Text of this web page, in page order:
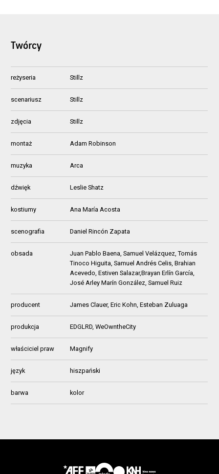
Twórcy
reżyseria Stillz
scenariusz Stillz
zdjęcia Stillz
montaż Adam Robinson
muzyka Arca
dźwięk Leslie Shatz
kostiumy Ana María Acosta
scenografia Daniel Rincón Zapata
obsada
Juan Pablo Baena, Samuel Velázquez, Tomás
Tinoco Higuita, Samuel Andrés Celis, Brahian
Acevedo, Estiven Salazar,Brayan Erlín García,
José Arley Marín González, Samuel Ruiz
producent James Clauer, Eric Kohn, Esteban Zuluaga
produkcja EDGLRD, WeOwntheCity
właściciel praw Magnify
język hiszpański
barwa kolor